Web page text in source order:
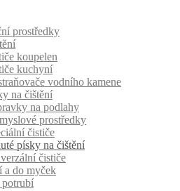
prostředky
koupelen
kuchyní
vodního kamene
na čištění
na podlahy
prostředky
čističe
písky na čištění
čističe
a do myček
potrubí